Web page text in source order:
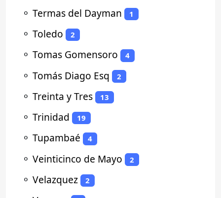
⚬ Termas del Dayman 1
⚬ Toledo 2
⚬ Tomas Gomensoro 4
⚬ Tomás Diago Esq 2
⚬ Treinta y Tres 13
⚬ Trinidad 19
⚬ Tupambaé 4
⚬ Veinticinco de Mayo 2
⚬ Velazquez 2